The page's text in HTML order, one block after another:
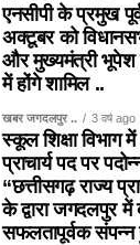
एनसीपी के प्रमुख
अक्टूबर को
और मुख्यमंत्री भूपेश
में होंगे शामिल ..
खबर जगदलपुर .. 3 वर्ष ago
स्कूल शिक्षा विभाग
प्राचार्य पद पर
“छत्तीसगढ़ राज्य
के द्वारा जगदलपुर
सफलतापूर्वक संपन्न